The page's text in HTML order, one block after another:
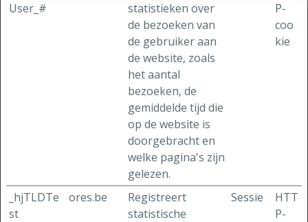
User_#
statistieken over
de bezoeken van
de gebruiker aan
de website, zoals
het aantal
bezoeken, de
gemiddelde tijd die
op de website is
doorgebracht en
welke pagina's zijn
gelezen.
P-
coo
kie
_hjTLDTe
st
ores.be
Registreert
statistische
Sessie
HTT
P-